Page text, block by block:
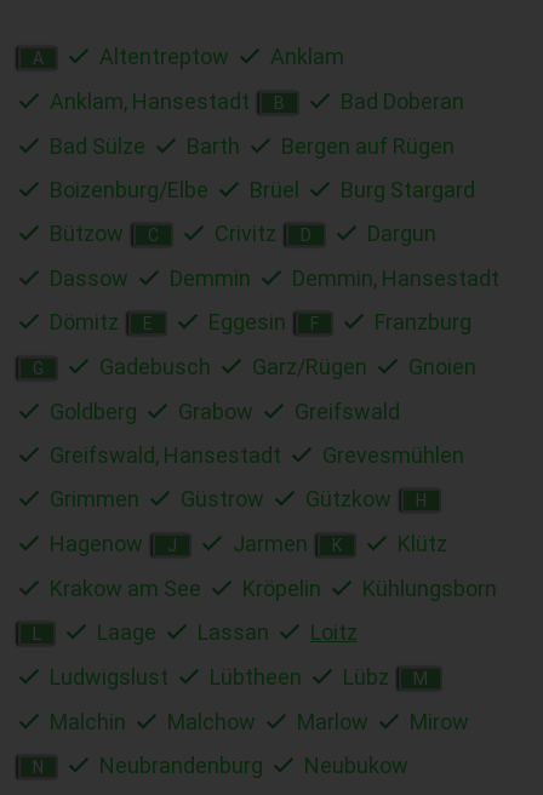
A Altentreptow
Anklam
Anklam, Hansestadt
B
Bad Doberan
Bad Sülze
Barth
Bergen auf Rügen
Boizenburg/Elbe
Brüel
Burg Stargard
Bützow
C Crivitz D
Dargun
Dassow
Demmin
Demmin, Hansestadt
Dömitz
E Eggesin F Franzburg
G Gadebusch Garz/Rügen
Gnoien
Goldberg
Grabow
Greifswald
Greifswald, Hansestadt
Grevesmühlen
Grimmen
Güstrow Gützkow H
Hagenow J Jarmen K
Klütz
Krakow am See
Kröpelin Kühlungsborn
Laage Lassan
Loitz
Ludwigslust
Lübtheen Lübz M
Malchin Malchow Marlow Mirow
N Neubrandenburg
Neubukow